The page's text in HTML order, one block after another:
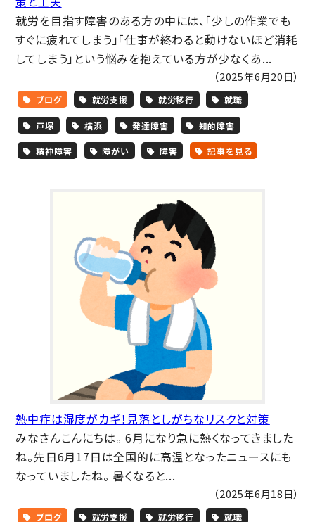
就労を目指す障害のある方の中には、「少しの作業でも
すぐに疲れてしまう」「仕事が終わると動けないほど消耗
してしまう」という悩みを抱えている方が少なくあ...
（2025年6月20日）
ブログ 就労支援 就労移行 就職
戸塚 横浜 発達障害 知的障害
精神障害 障がい 障害 記事を見る
熱中症は湿度がカギ！見落としがちなリスクと対策
みなさんこんにちは。 6月になり急に熱くなってきました
ね。先日6月17日は全国的に高温となったニュースにも
なっていましたね。 暑くなると...
（2025年6月18日）
ブログ 就労支援 就労移行 就職